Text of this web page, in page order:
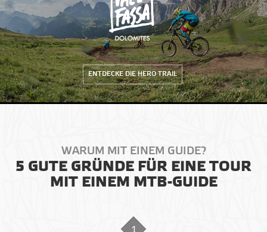
ENTDECKE DIE HERO TRAIL
WARUM MIT EINEM GUIDE?
5 GUTE GRÜNDE FÜR EINE TOUR
MIT EINEM MTB-GUIDE
1